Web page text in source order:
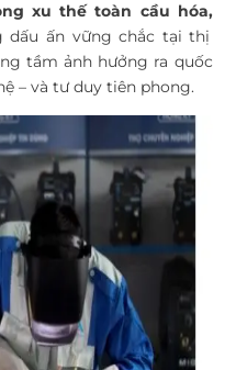
xu thế toàn cầu hóa,
dấu ấn vững chắc tại thị
tầm ảnh hưởng ra quốc
– và tư duy tiên phong.